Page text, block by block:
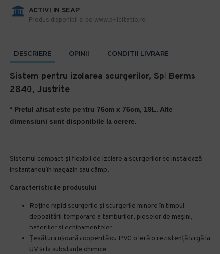
ACTIVI IN SEAP
Produs disponibil si pe www.e-licitatie.ro
DESCRIERE OPINII CONDITII LIVRARE
Sistem pentru izolarea scurgerilor, Spl Berms
2840, Justrite
* Pretul afisat este pentru 76cm x 76cm, 19L. Alte
dimensiuni sunt disponibile la cerere.
Sistemul compact și flexibil de izolare a scurgerilor se instalează
instantaneu în magazin sau câmp.
Caracteristicile produsului
Reține rapid scurgerile și scurgerile minore în timpul
depozitării temporare a tamburilor, pieselor de mașini,
bateriilor și echipamentelor
Țesătura ușoară acoperită cu PVC oferă o rezistență largă la
UV și la substanțe chimice